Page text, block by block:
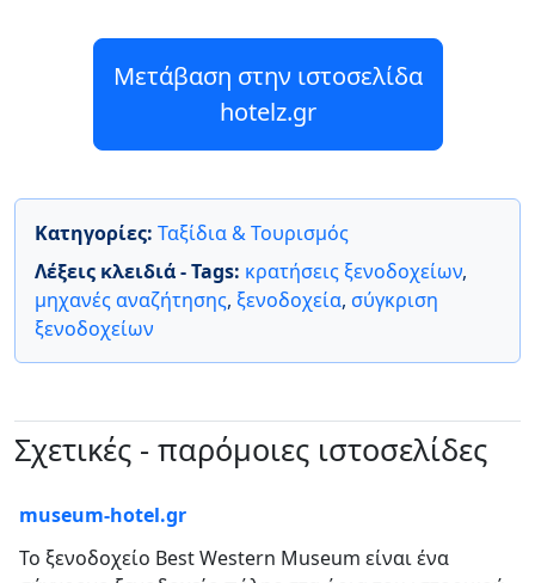
Μετάβαση στην ιστοσελίδα
hotelz.gr
Κατηγορίες: Ταξίδια & Τουρισμός
Λέξεις κλειδιά - Tags: κρατήσεις ξενοδοχείων,
μηχανές αναζήτησης, ξενοδοχεία, σύγκριση
ξενοδοχείων
Σχετικές - παρόμοιες ιστοσελίδες
museum-hotel.gr
Το ξενοδοχείο Best Western Museum είναι ένα